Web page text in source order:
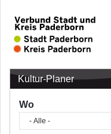
Kultur-Planer
Wo